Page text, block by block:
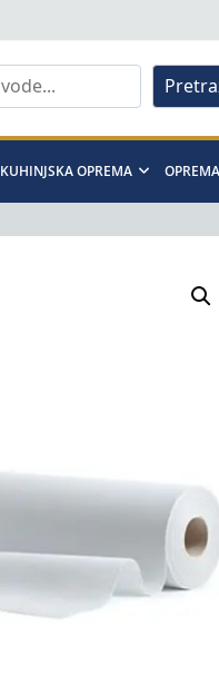
KUHINJSKA OPREMA